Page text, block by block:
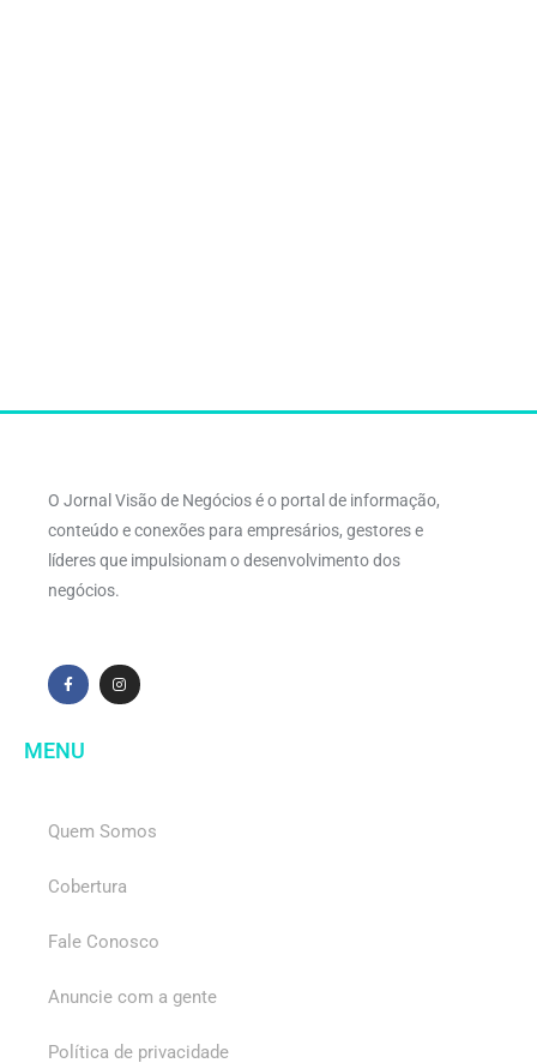
O Jornal Visão de Negócios é o portal de informação,
conteúdo e conexões para empresários, gestores e
líderes que impulsionam o desenvolvimento dos
negócios.
MENU
Quem Somos
Cobertura
Fale Conosco
Anuncie com a gente
Política de privacidade